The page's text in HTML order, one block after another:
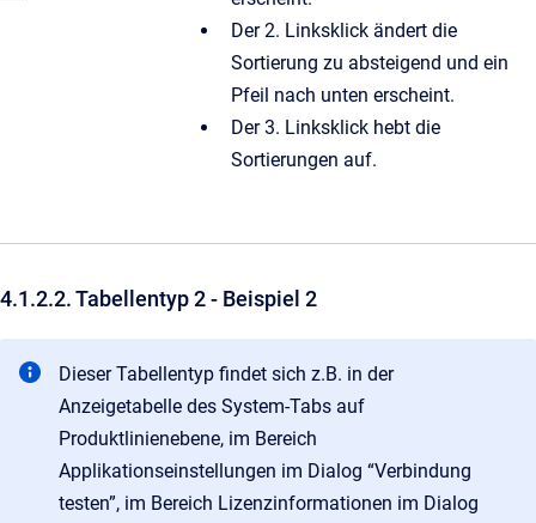
Der 2. Linksklick ändert die
Sortierung zu absteigend und ein
Pfeil nach unten erscheint.
Der 3. Linksklick hebt die
Sortierungen auf.
4.1.2.2. Tabellentyp 2 - Beispiel 2
Dieser Tabellentyp findet sich z.B. in der
Anzeigetabelle des System-Tabs auf
Produktlinienebene, im Bereich
Applikationseinstellungen im Dialog “Verbindung
testen”, im Bereich Lizenzinformationen im Dialog